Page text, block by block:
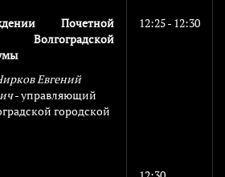
Почетной
Евгений
- управляющий
городской
12:25 - 12:30